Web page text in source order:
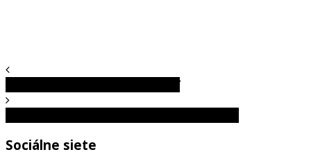
Sociálne siete